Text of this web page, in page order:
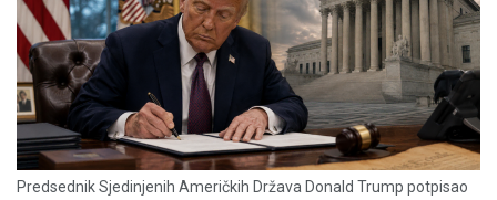
Predsednik Sjedinjenih Američkih Država Donald Trump potpisao